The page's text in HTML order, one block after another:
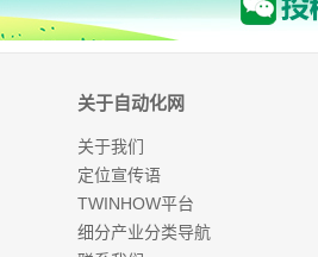
关于自动化网
关于我们
定位宣传语
TWINHOW平台
细分产业分类导航